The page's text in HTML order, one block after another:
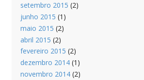
setembro 2015 (2)
junho 2015 (1)
maio 2015 (2)
abril 2015 (2)
fevereiro 2015 (2)
dezembro 2014(1)
novembro 2014(2)